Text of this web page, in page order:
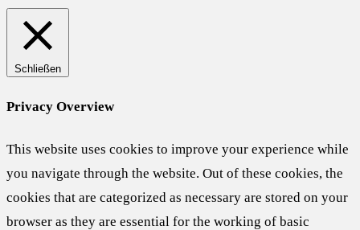
Schließen
Privacy Overview
This website uses cookies to improve your experience while
you navigate through the website. Out of these cookies, the
cookies that are categorized as necessary are stored on your
browser as they are essential for the working of basic